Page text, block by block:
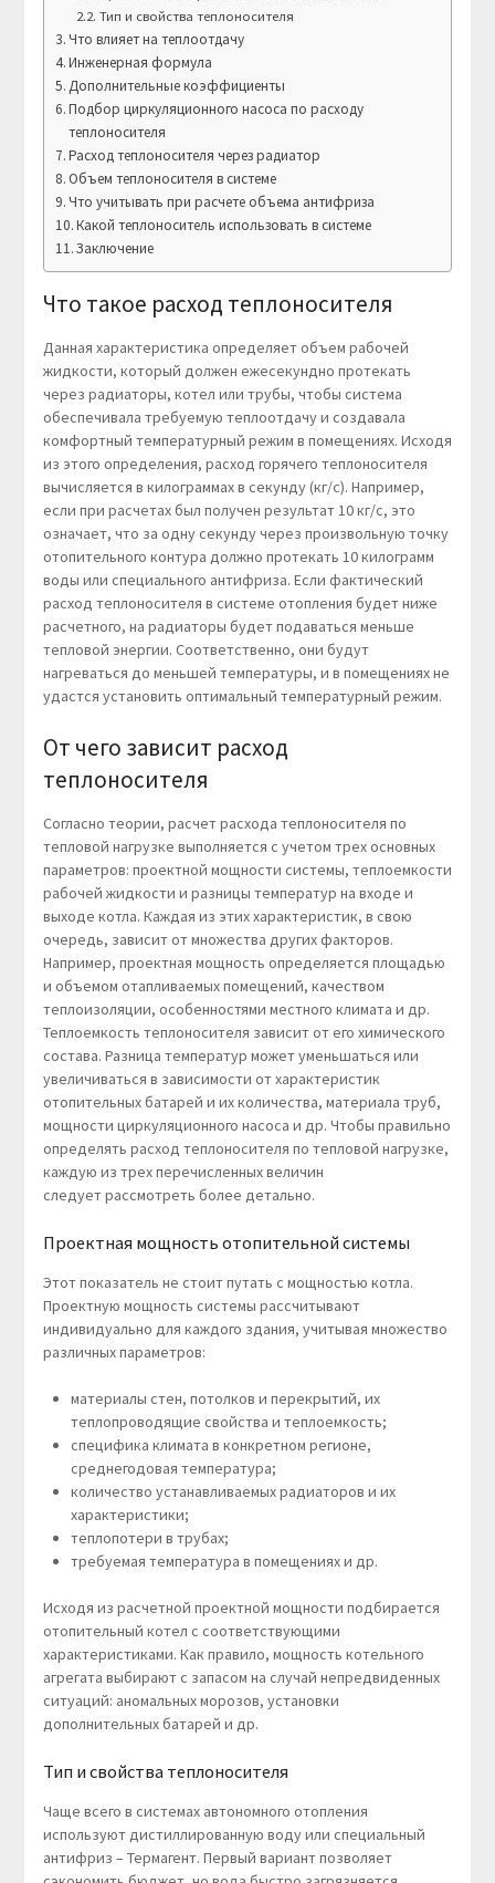
Тип и свойства теплоносителя
Что влияет на теплоотдачу
Инженерная формула
Дополнительные коэффициенты
Подбор циркуляционного насоса по расходу
теплоносителя
Расход теплоносителя через радиатор
Объем теплоносителя в системе
Что учитывать при расчете объема антифриза
Какой теплоноситель использовать в системе
Заключение
Что такое расход теплоносителя
Данная характеристика определяет объем рабочей
жидкости, который должен ежесекундно протекать
через радиаторы, котел или трубы, чтобы система
обеспечивала требуемую теплоотдачу и создавала
комфортный температурный режим в помещениях. Исходя
из этого определения, расход горячего теплоносителя
вычисляется в килограммах в секунду (кг/с). Например,
если при расчетах был получен результат 10 кг/с, это
означает, что за одну секунду через произвольную точку
отопительного контура должно протекать 10 килограмм
воды или специального антифриза. Если фактический
расход теплоносителя в системе отопления будет ниже
расчетного, на радиаторы будет подаваться меньше
тепловой энергии. Соответственно, они будут
нагреваться до меньшей температуры, и в помещениях не
удастся установить оптимальный температурный режим.
От чего зависит расход
теплоносителя
Согласно теории, расчет расхода теплоносителя по
тепловой нагрузке выполняется с учетом трех основных
параметров: проектной мощности системы, теплоемкости
рабочей жидкости и разницы температур на входе и
выходе котла. Каждая из этих характеристик, в свою
очередь, зависит от множества других факторов.
Например, проектная мощность определяется площадью
и объемом отапливаемых помещений, качеством
теплоизоляции, особенностями местного климата и др.
Теплоемкость теплоносителя зависит от его химического
состава. Разница температур может уменьшаться или
увеличиваться в зависимости от характеристик
отопительных батарей и их количества, материала труб,
мощности циркуляционного насоса и др. Чтобы правильно
определять расход теплоносителя по тепловой нагрузке,
каждую из трех перечисленных величин
следует рассмотреть более детально.
Проектная мощность отопительной системы
Этот показатель не стоит путать с мощностью котла.
Проектную мощность системы рассчитывают
индивидуально для каждого здания, учитывая множество
различных параметров:
материалы стен, потолков и перекрытий, их
теплопроводящие свойства и теплоемкость;
специфика климата в конкретном регионе,
среднегодовая температура;
количество устанавливаемых радиаторов и их
характеристики;
теплопотери в трубах;
требуемая температура в помещениях и др.
Исходя из расчетной проектной мощности подбирается
отопительный котел с соответствующими
характеристиками. Как правило, мощность котельного
агрегата выбирают с запасом на случай непредвиденных
ситуаций: аномальных морозов, установки
дополнительных батарей и др.
Тип и свойства теплоносителя
Чаще всего в системах автономного отопления
используют дистиллированную воду или специальный
антифриз – Термагент. Первый вариант позволяет